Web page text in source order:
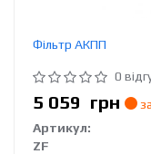
Фільтр АКПП
0
5 059 грн
Артикул:
ZF